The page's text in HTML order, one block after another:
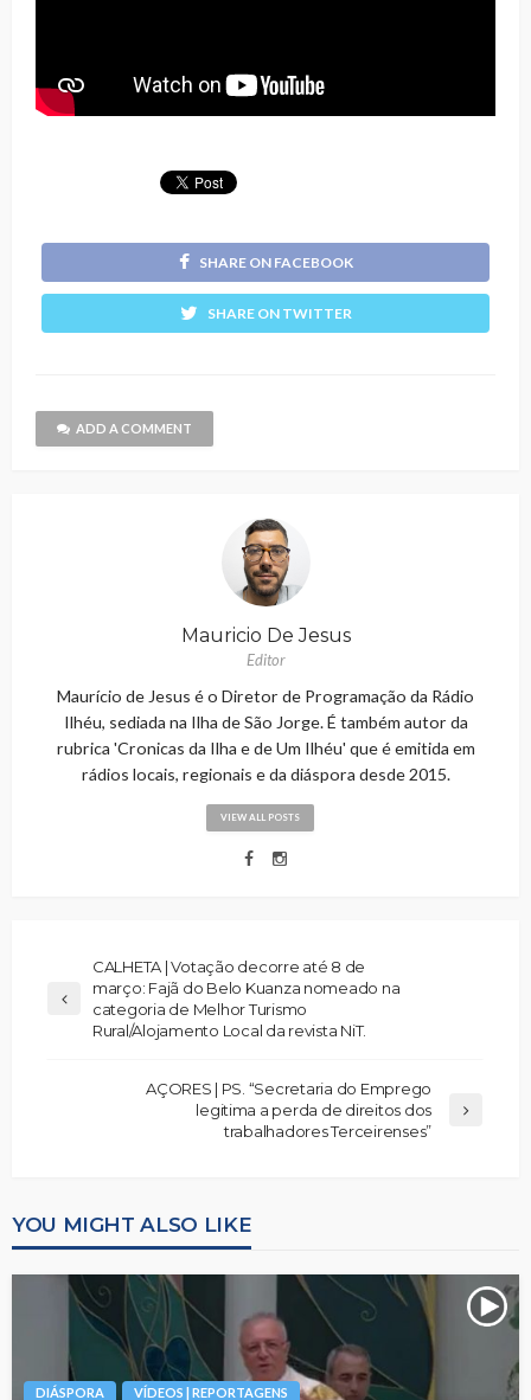
SHARE ON FACEBOOK
SHARE ON TWITTER
ADD A COMMENT
Mauricio De Jesus
Editor
Maurício de Jesus é o Diretor de Programação da Rádio
Ilhéu, sediada na Ilha de São Jorge. É também autor da
rubrica 'Cronicas da Ilha e de Um Ilhéu' que é emitida em
rádios locais, regionais e da diáspora desde 2015.
VIEW ALL POSTS
CALHETA | Votação decorre até 8 de
março: Fajã do Belo Kuanza nomeado na
categoria de Melhor Turismo
Rural/Alojamento Local da revista NiT.
AÇORES | PS. “Secretaria do Emprego
legitima a perda de direitos dos
trabalhadores Terceirenses”
YOU MIGHT ALSO LIKE
DIÁSPORA VÍDEOS | REPORTAGENS